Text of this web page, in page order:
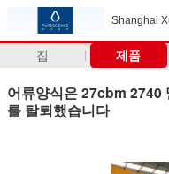
Shanghai
집 제품
어류양식은 27cbm 2740
를 탈퇴했습니다